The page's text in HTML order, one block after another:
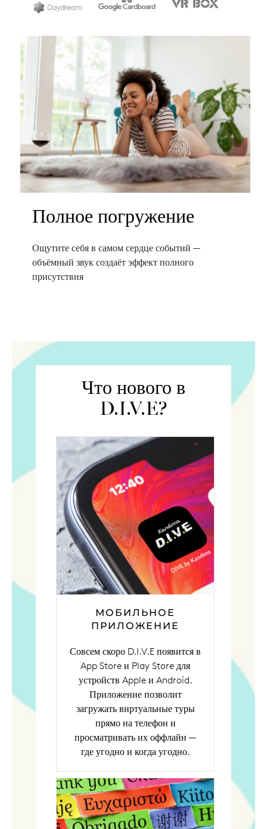
Полное погружение
Ощутите себя в самом сердце событий —
объёмный звук создаёт эффект полного
присутствия
Что нового в
D.I.V.E?
МОБИЛЬНОЕ
ПРИЛОЖЕНИЕ
Совсем скоро D.I.V.E появится в
App Store и Play Store для
устройств Apple и Android.
Приложение позволит
загружать виртуальные туры
прямо на телефон и
просматривать их оффлайн —
где угодно и когда угодно.